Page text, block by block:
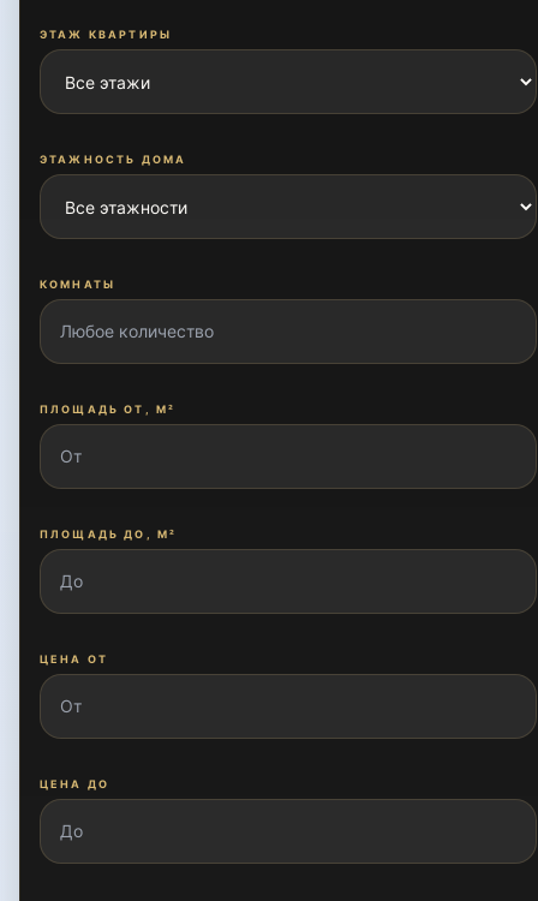
Карасу-1
Карасу-3
Корасув
ЭТАЖ КВАРТИРЫ
ЭТАЖНОСТЬ ДОМА
КОМНАТЫ
ПЛОЩАДЬ ОТ, М²
ПЛОЩАДЬ ДО, М²
ЦЕНА ОТ
ЦЕНА ДО